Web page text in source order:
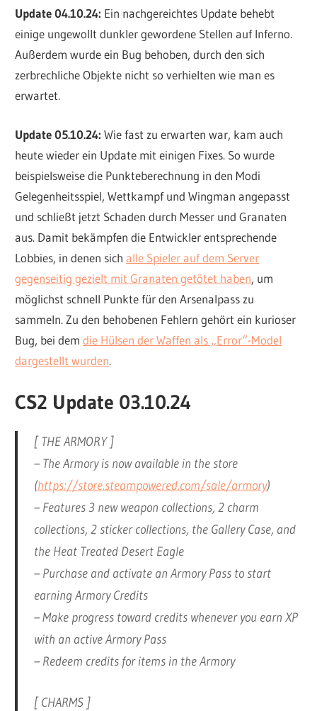
Update 04.10.24: Ein nachgereichtes Update behebt
einige ungewollt dunkler gewordene Stellen auf Inferno.
Außerdem wurde ein Bug behoben, durch den sich
zerbrechliche Objekte nicht so verhielten wie man es
erwartet.
Update 05.10.24: Wie fast zu erwarten war, kam auch
heute wieder ein Update mit einigen Fixes. So wurde
beispielsweise die Punkteberechnung in den Modi
Gelegenheitsspiel, Wettkampf und Wingman angepasst
und schließt jetzt Schaden durch Messer und Granaten
aus. Damit bekämpfen die Entwickler entsprechende
Lobbies, in denen sich alle Spieler auf dem Server
gegenseitig gezielt mit Granaten getötet haben, um
möglichst schnell Punkte für den Arsenalpass zu
sammeln. Zu den behobenen Fehlern gehört ein kurioser
Bug, bei demdie Hülsen der Waffen als „Error“-Model
dargestellt wurden.
CS2 Update 03.10.24
[ THE ARMORY ]
– The Armory is now available in the store
(https://store.steampowered.com/sale/armory)
– Features 3 new weapon collections, 2 charm
collections, 2 sticker collections, the Gallery Case, and
the Heat Treated Desert Eagle
– Purchase and activate an Armory Pass to start
earning Armory Credits
– Make progress toward credits whenever you earn XP
with an active Armory Pass
– Redeem credits for items in the Armory
[ CHARMS ]